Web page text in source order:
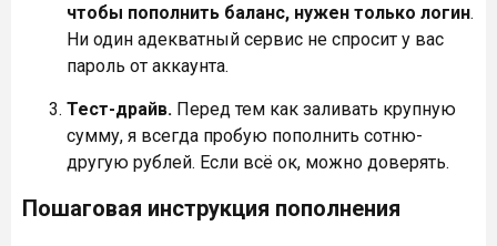
чтобы пополнить баланс, нужен только логин.
Ни один адекватный сервис не спросит у вас
пароль от аккаунта.
Тест-драйв. Перед тем как заливать крупную
сумму, я всегда пробую пополнить сотню-
другую рублей. Если всё ок, можно доверять.
Пошаговая инструкция пополнения